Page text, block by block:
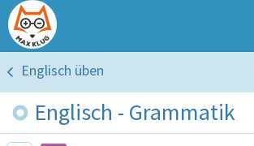
Englisch üben
Englisch - Grammatik